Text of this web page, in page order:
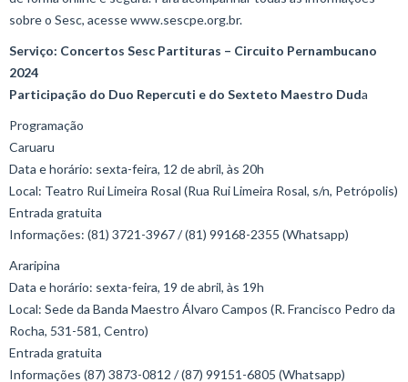
sobre o Sesc, acesse www.sescpe.org.br.
Serviço: Concertos Sesc Partituras – Circuito Pernambucano
2024
Participação do Duo Repercuti e do Sexteto Maestro Duda
Programação
Caruaru
Data e horário: sexta-feira, 12 de abril, às 20h
Local: Teatro Rui Limeira Rosal (Rua Rui Limeira Rosal, s/n, Petrópolis)
Entrada gratuita
Informações: (81) 3721-3967 / (81) 99168-2355 (Whatsapp)
Araripina
Data e horário: sexta-feira, 19 de abril, às 19h
Local: Sede da Banda Maestro Álvaro Campos (R. Francisco Pedro da
Rocha, 531-581, Centro)
Entrada gratuita
Informações (87) 3873-0812 / (87) 99151-6805 (Whatsapp)